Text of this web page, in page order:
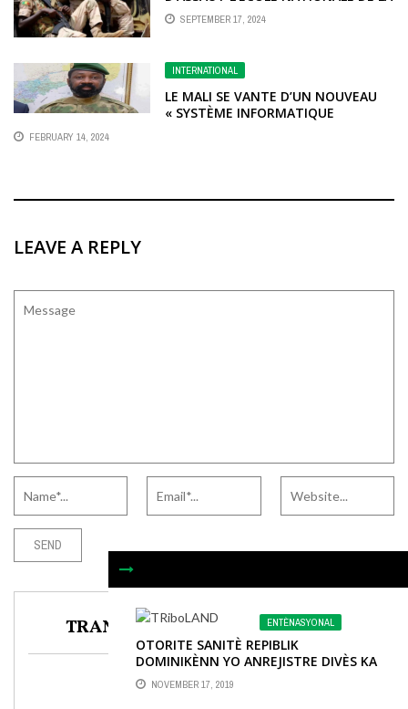
GENDARMERIE À BAMAKO
SEPTEMBER 17, 2024
INTERNATIONAL
LE MALI SE VANTE D’UN NOUVEAU
« SYSTÈME INFORMATIQUE
FEBRUARY 14, 2024
LEAVE A REPLY
ENTÈNASYONAL
OTORITE SANITÈ REPIBLIK
DOMINIKÈNN YO ANREJISTRE DIVÈS KA
PÈ PÒSINN
NOVEMBER 17, 2019
TRANSLATE TO ANY LANGUAGE
▼